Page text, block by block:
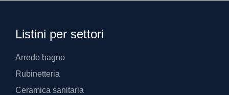
Listini per settori
Arredo bagno
Rubinetteria
Ceramica sanitaria